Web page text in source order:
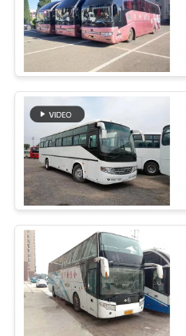
সাইট
ম্যাপ
গোপনীয়তা